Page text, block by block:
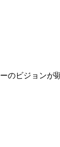
のビジョン